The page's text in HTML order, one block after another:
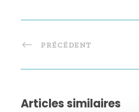
PRÉCÉDENT
Articles similaires